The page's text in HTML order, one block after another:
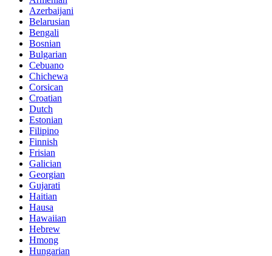
Azerbaijani
Belarusian
Bengali
Bosnian
Bulgarian
Cebuano
Chichewa
Corsican
Croatian
Dutch
Estonian
Filipino
Finnish
Frisian
Galician
Georgian
Gujarati
Haitian
Hausa
Hawaiian
Hebrew
Hmong
Hungarian